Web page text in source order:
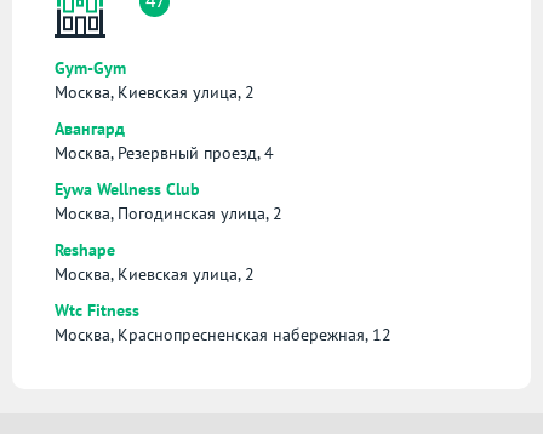
Gym-Gym
Москва, Киевская улица, 2
Авангард
Москва, Резервный проезд, 4
Eywa Wellness Club
Москва, Погодинская улица, 2
Reshape
Москва, Киевская улица, 2
Wtc Fitness
Москва, Краснопресненская набережная, 12